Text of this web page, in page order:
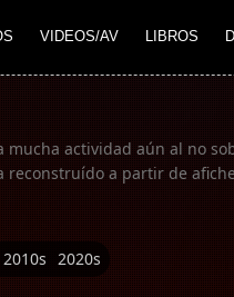
VIDEOS/AV LIBROS
mucha actividad aún al no
reconstruído a partir de
2010s 2020s